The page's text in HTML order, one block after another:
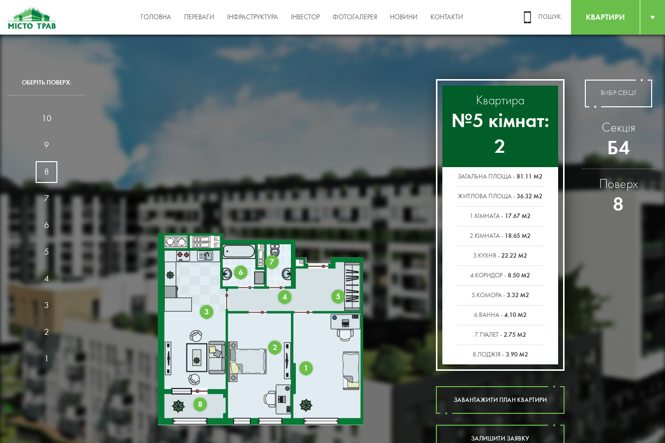
ГОЛОВНА ПЕРЕВАГИ ІНФРАСТРУКТУРА ІНВЕСТОР ФОТОГАЛЕРЕЯ НОВИНИ КОНТАКТИ ПОШУК: КВАРТИРИ
ВИБІР СЕКЦІЇ
Секція
Б4
Поверх
8
ОБЕРІТЬ ПОВЕРХ:
10
9
8
7
6
5
4
3
2
1
1
2
3
4 5
6
7
8
Квартира
№5 кімнат:
2
ЗАГАЛЬНА ПЛОЩА - 81.11 М2
ЖИТЛОВА ПЛОЩА -36.32 М2
1.КІМНАТА - 17.67 М2
2.КІМНАТА - 18.65 М2
3.КУХНЯ -22.22 М2
4.КОРИДОР - 8.50 М2
5.КОМОРА - 3.32 М2
6.ВАННА - 4.10 М2
7.ТУАЛЕТ - 2.75 М2
8.ЛОДЖІЯ - 3.90 М2
ЗАВАНТАЖИТИ ПЛАН КВАРТИРИ
ЗАЛИШИТИ ЗАЯВКУ